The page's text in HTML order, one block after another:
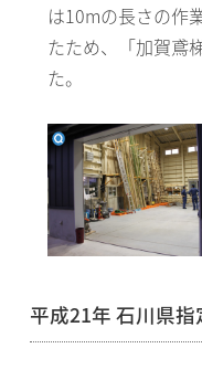
は10mの長さの作
たため、「加賀鳶
た。
平成21年 石川県